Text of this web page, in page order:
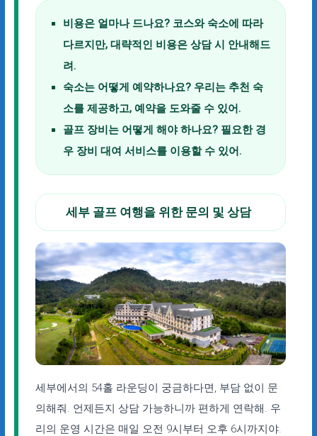
비용은 얼마나 드나요?코스와 숙소에 따라
다르지만, 대략적인 비용은 상담 시 안내해드
려.
숙소는 어떻게 예약하나요?우리는 추천 숙
소를 제공하고, 예약을 도와줄 수 있어.
골프 장비는 어떻게 해야 하나요?필요한 경
우 장비 대여 서비스를 이용할 수 있어.
세부 골프 여행을 위한 문의 및 상담
세부에서의 54홀 라운딩이 궁금하다면, 부담 없이 문
의해줘. 언제든지 상담 가능하니까 편하게 연락해. 우
리의 운영 시간은 매일 오전 9시부터 오후 6시까지야.